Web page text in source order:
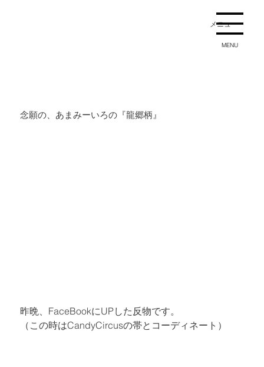
メニュー
MENU
念願の、あまみーいろの『龍郷柄』
昨晩、FaceBookにUPした反物です。
（この時はCandyCircusの帯とコーディネート）